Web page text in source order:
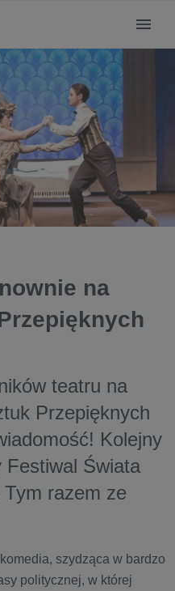
na
teatru na
Przepięknych
Kolejny
Festiwal Świata
razem ze
szydząca w bardzo
politycznej, w której